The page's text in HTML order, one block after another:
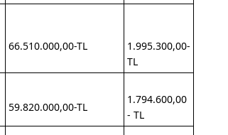
66.510.000,00-TL
1.995.300,00-
TL
59.820.000,00-TL
1.794.600,00
- TL